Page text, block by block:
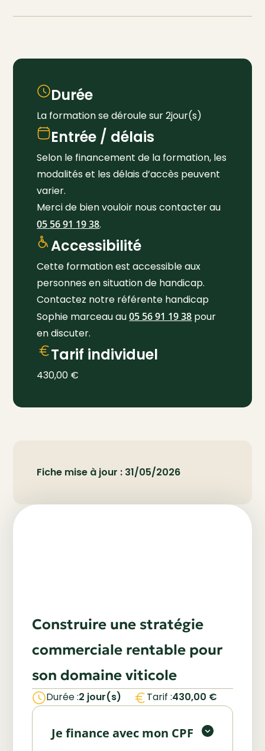
Durée
La formation se déroule sur 2jour(s)
Entrée / délais
Selon le financement de la formation, les
modalités et les délais d’accès peuvent
varier.
Merci de bien vouloir nous contacter au
05 56 91 19 38.
Accessibilité
Cette formation est accessible aux
personnes en situation de handicap.
Contactez notre référente handicap
Sophie marceau au05 56 91 19 38 pour
en discuter.
Tarif individuel
430,00 €
Fiche mise à jour : 31/05/2026
Construire une stratégie
commerciale rentable pour
son domaine viticole
Durée :2 jour(s) Tarif :430,00 €
Je finance avec mon CPF
Utilisez votre Compte Personnel
de Formation (CPF) pour financer
tout ou partie de votre formation.
Vous êtes salarié ou employeur ?
Bénéficiez d’un financement via
votre OPCO. Nous vous